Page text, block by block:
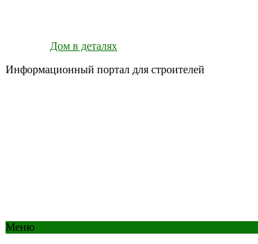
Дом в деталях
Информационный портал для строителей
Меню